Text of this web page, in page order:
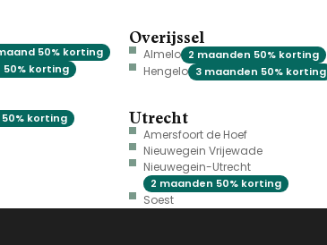
50% korting
50% korting
korting
Overijssel
Almelo 2 maanden 50% korting
Hengelo 3 maanden 50% korting
Utrecht
Amersfoort de Hoef
Nieuwegein Vrijewade
Nieuwegein-Utrecht
2 maanden 50% korting
Soest